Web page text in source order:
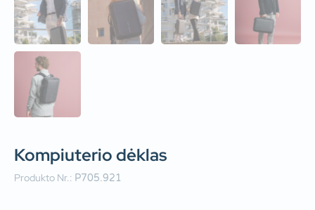
Kompiuterio dėklas
Produkto Nr.: P705.921